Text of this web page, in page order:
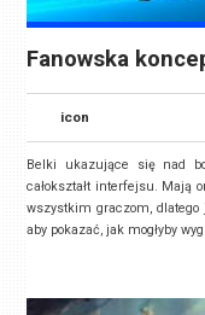
Fanowska
icon
Belki ukazujące się nad
całokształt interfejsu. Mają
wszystkim graczom, dlatego
aby pokazać, jak mogłyby